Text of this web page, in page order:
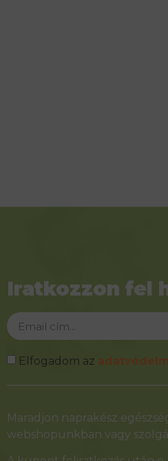
Iratkozzon fel
Elfogadom az
Alternative:
Maradjon naprakész
webshopunkban vagy